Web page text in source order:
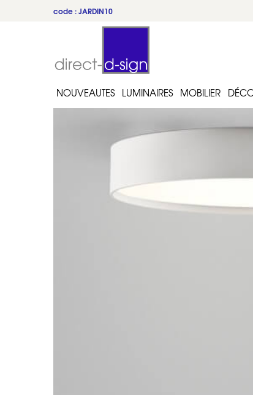
code : JARDIN10
NOUVEAUTES LUMINAIRES MOBILIER